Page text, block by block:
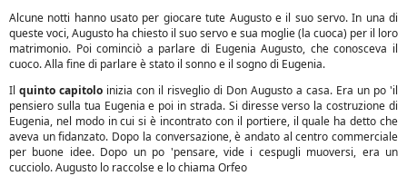
Alcune notti hanno usato per giocare tute Augusto e il suo servo. In una di
queste voci, Augusto ha chiesto il suo servo e sua moglie (la cuoca) per il loro
matrimonio. Poi cominciò a parlare di Eugenia Augusto, che conosceva il
cuoco. Alla fine di parlare è stato il sonno e il sogno di Eugenia.
Il quinto capitolo inizia con il risveglio di Don Augusto a casa. Era un po 'il
pensiero sulla tua Eugenia e poi in strada. Si diresse verso la costruzione di
Eugenia, nel modo in cui si è incontrato con il portiere, il quale ha detto che
aveva un fidanzato. Dopo la conversazione, è andato al centro commerciale
per buone idee. Dopo un po 'pensare, vide i cespugli muoversi, era un
cucciolo. Augusto lo raccolse e lo chiama Orfeo